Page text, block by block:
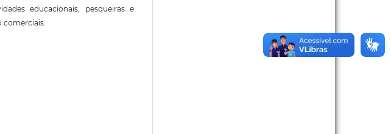
educacionais, pesqueiras e
comerciais.